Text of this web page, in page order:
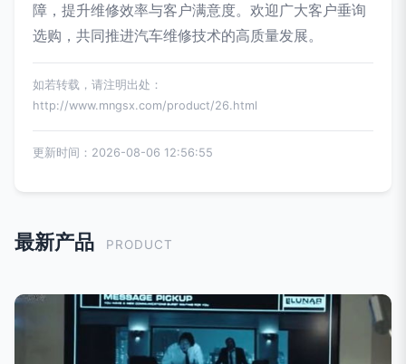
障，提升维修效率与客户满意度。欢迎广大客户垂询
选购，共同推进汽车维修技术的高质量发展。
如若转载，请注明出处：
http://www.mngsx.com/product/26.html
更新时间：2026-08-06 12:56:55
最新产品 PRODUCT